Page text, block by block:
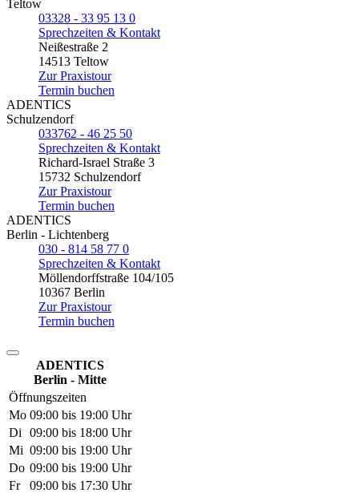
Teltow
03328 - 33 95 13 0
Sprechzeiten & Kontakt
Neißestraße 2
14513 Teltow
Zur Praxistour
Termin buchen
ADENTICS
Schulzendorf
033762 - 46 25 50
Sprechzeiten & Kontakt
Richard-Israel Straße 3
15732 Schulzendorf
Zur Praxistour
Termin buchen
ADENTICS
Berlin - Lichtenberg
030 - 814 58 77 0
Sprechzeiten & Kontakt
Möllendorffstraße 104/105
10367 Berlin
Zur Praxistour
Termin buchen
ADENTICS
Berlin - Mitte
Öffnungszeiten
Mo 09:00 bis 19:00 Uhr
Di
09:00 bis 18:00 Uhr
Mi 09:00 bis 19:00 Uhr
Do 09:00 bis 19:00 Uhr
Fr
09:00 bis 17:30 Uhr